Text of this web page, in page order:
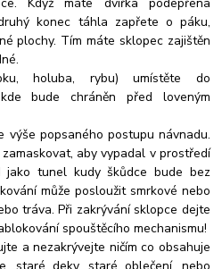
konec táhla zapřete o páku,
plochy. Tím máte sklopec zajištěn
holuba, rybu) umístěte do
bude chráněn před loveným
výše popsaného postupu návnadu.
aby vypadal v prostředí
jako tunel kudy škůdce bude bez
může posloužit smrkové nebo
tráva. Při zakrývání sklopce dejte
spouštěcího mechanismu!
a nezakrývejte ničím co obsahuje
staré deky, staré oblečení, nebo